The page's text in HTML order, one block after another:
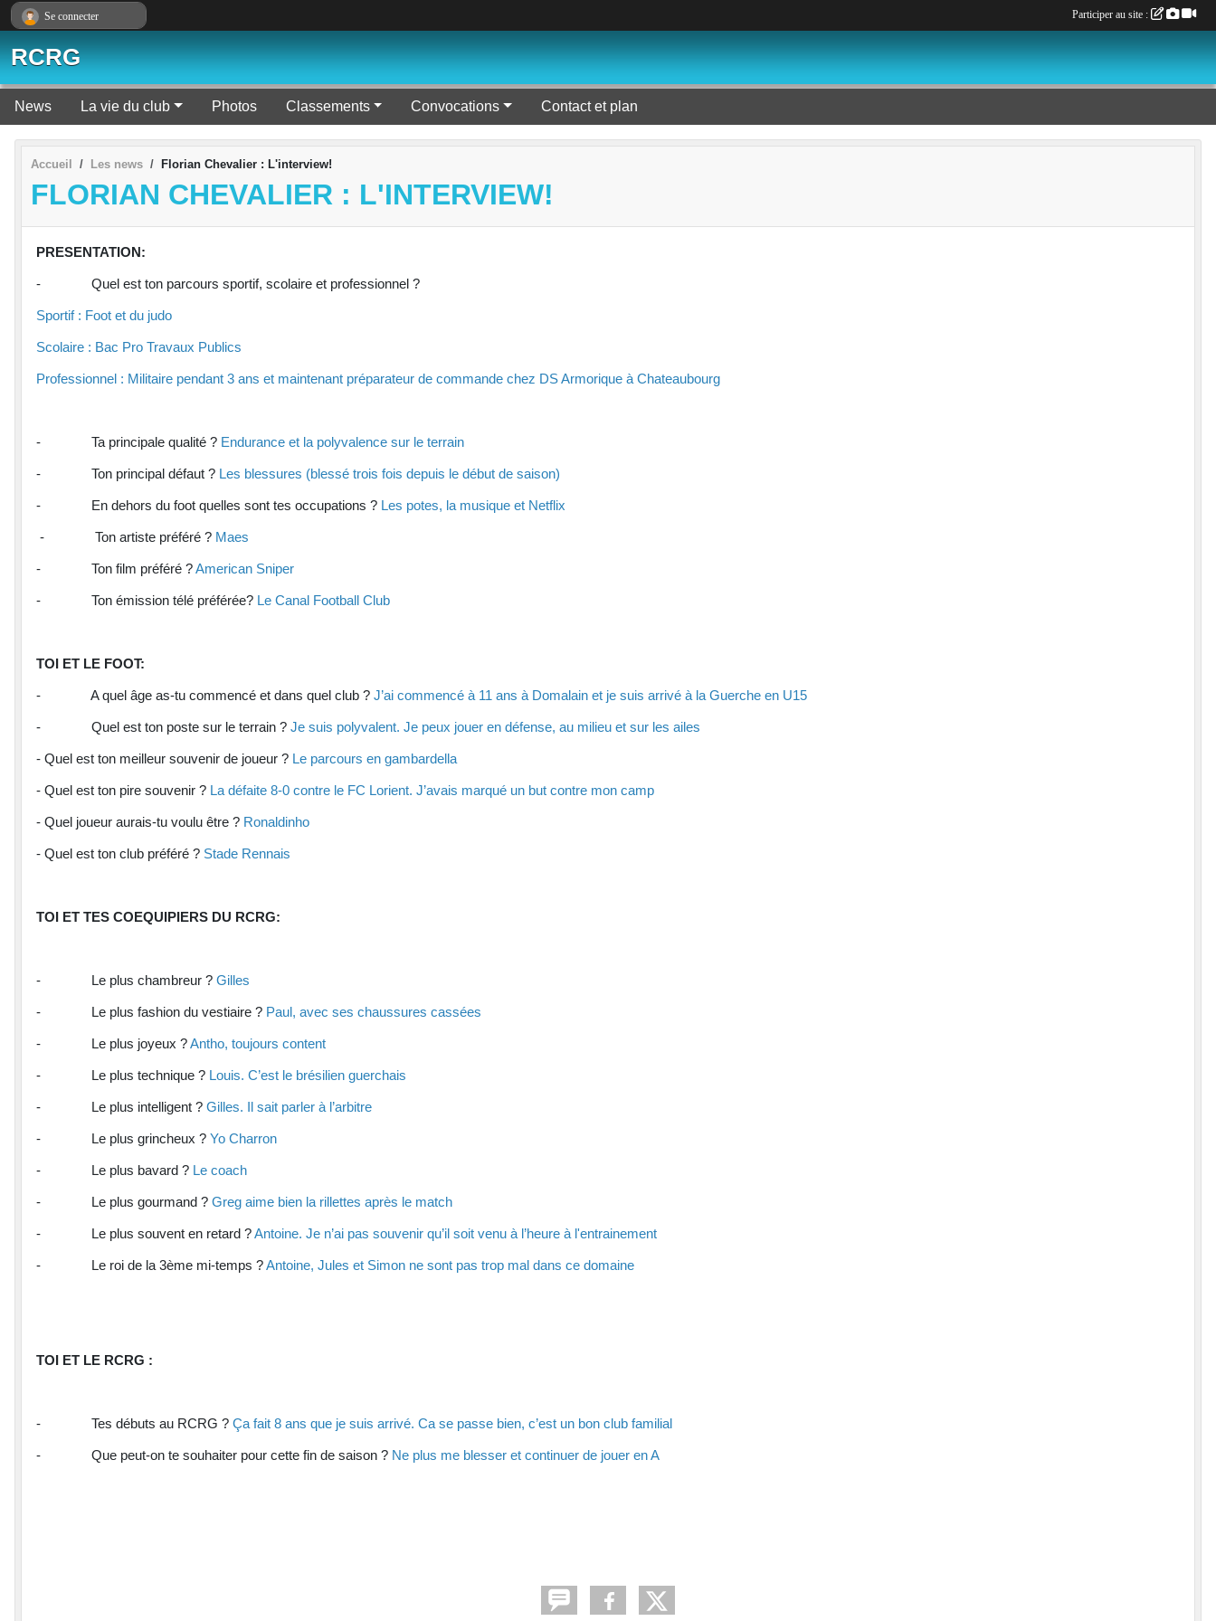
RCRG
News La vie du club Photos Classements Convocations Contact et plan
Accueil Les news Florian Chevalier : L'interview!
FLORIAN CHEVALIER : L'INTERVIEW!
PRESENTATION:
- Quel est ton parcours sportif, scolaire et professionnel ?
Sportif : Foot et du judo
Scolaire : Bac Pro Travaux Publics
Professionnel : Militaire pendant 3 ans et maintenant préparateur de commande chez DS Armorique à Chateaubourg
- Ta principale qualité ? Endurance et la polyvalence sur le terrain
- Ton principal défaut ? Les blessures (blessé trois fois depuis le début de saison)
- En dehors du foot quelles sont tes occupations ? Les potes, la musique et Netflix
- Ton artiste préféré ? Maes
- Ton film préféré ?American Sniper
- Ton émission télé préférée? Le Canal Football Club
TOI ET LE FOOT:
- A quel âge as-tu commencé et dans quel club ? J’ai commencé à 11 ans à Domalain et je suis arrivé à la Guerche en U15
- Quel est ton poste sur le terrain ? Je suis polyvalent. Je peux jouer en défense, au milieu et sur les ailes
- Quel est ton meilleur souvenir de joueur ? Le parcours en gambardella
- Quel est ton pire souvenir ? La défaite 8-0 contre le FC Lorient. J’avais marqué un but contre mon camp
- Quel joueur aurais-tu voulu être ? Ronaldinho
- Quel est ton club préféré ? Stade Rennais
TOI ET TES COEQUIPIERS DU RCRG:
- Le plus chambreur ? Gilles
- Le plus fashion du vestiaire ? Paul, avec ses chaussures cassées
- Le plus joyeux ?Antho, toujours content
- Le plus technique ? Louis. C’est le brésilien guerchais
- Le plus intelligent ? Gilles. Il sait parler à l’arbitre
- Le plus grincheux ? Yo Charron
- Le plus bavard ? Le coach
- Le plus gourmand ? Greg aime bien la rillettes après le match
- Le plus souvent en retard ?Antoine. Je n’ai pas souvenir qu’il soit venu à l’heure à l'entrainement
- Le roi de la 3ème mi-temps ?Antoine, Jules et Simon ne sont pas trop mal dans ce domaine
TOI ET LE RCRG :
- Tes débuts au RCRG ? Ça fait 8 ans que je suis arrivé. Ca se passe bien, c’est un bon club familial
- Que peut-on te souhaiter pour cette fin de saison ? Ne plus me blesser et continuer de jouer en A
Se connecter Participer au site :
Panneau de gestion des cookies